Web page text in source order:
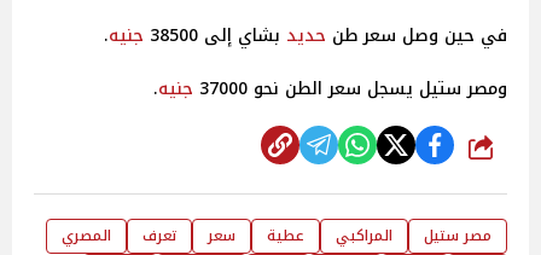
في حين وصل سعر طن حديد بشاي إلى 38500 جنيه.
ومصر ستيل يسجل سعر الطن نحو 37000
جنيه.
شارك
مصر ستيل المراكبي عطية سعر تعرف
المصري